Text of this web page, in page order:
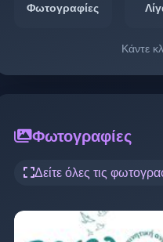
Φωτογραφίες
Κάντε
Φωτογραφίες
Δείτε όλες τις